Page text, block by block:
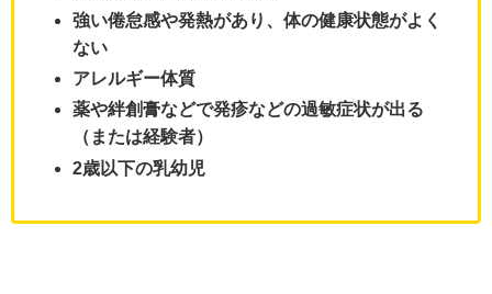
強い倦怠感や発熱があり、体の健康状態がよく
ない
アレルギー体質
薬や絆創膏などで発疹などの過敏症状が出る
（または経験者）
2歳以下の乳幼児